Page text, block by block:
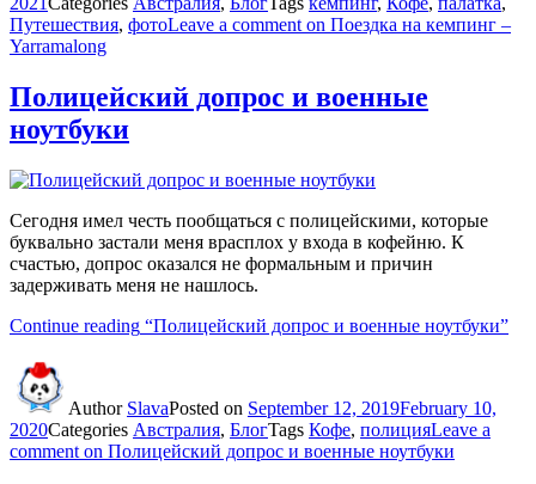
Путешествия, фотоLeave a comment on Поездка на кемпинг –
Yarramalong
Полицейский допрос и военные
ноутбуки
Сегодня имел честь пообщаться с полицейскими, которые
буквально застали меня врасплох у входа в кофейню. К
счастью, допрос оказался не формальным и причин
задерживать меня не нашлось.
Continue reading “Полицейский допрос и военные ноутбуки”
Author SlavaPosted on September 12, 2019February 10,
2020Categories Австралия, БлогTags Кофе, полицияLeave a
comment on Полицейский допрос и военные ноутбуки